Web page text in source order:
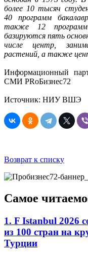
более 10 тысяч
40 программ
также 12
базируются пять
числе центр,
растений, а также
Информационный
СМИ PRоБизнес72
Источник: НИУ ВШЭ
Возврат к списку
Самое
1. F Istanbul 2026
из 100 стран на
Турции